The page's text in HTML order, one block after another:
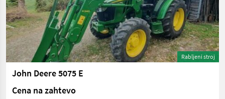
Rabljeni stroj
John Deere 5075 E
Cena na zahtevo